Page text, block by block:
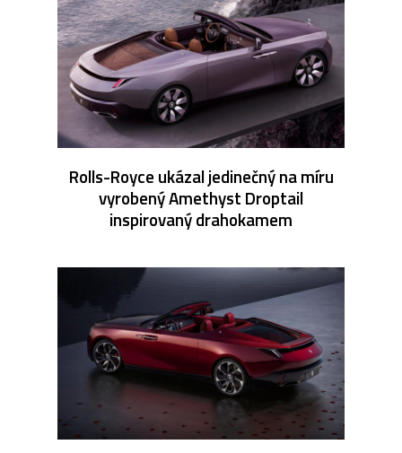
Rolls-Royce ukázal jedinečný na míru
vyrobený Amethyst Droptail
inspirovaný drahokamem